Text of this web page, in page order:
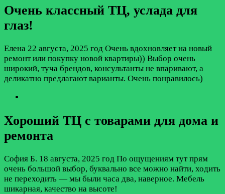
Очень классный ТЦ, услада для
глаз!
Елена 22 августа, 2025 год Очень вдохновляет на новый
ремонт или покупку новой квартиры)) Выбор очень
широкий, туча брендов, консультанты не впаривают, а
деликатно предлагают варианты. Очень понравилось)
Хороший ТЦ с товарами для дома и
ремонта
София Б. 18 августа, 2025 год По ощущениям тут прям
очень большой выбор, буквально все можно найти, ходить
не переходить — мы были часа два, наверное. Мебель
шикарная, качество на высоте!